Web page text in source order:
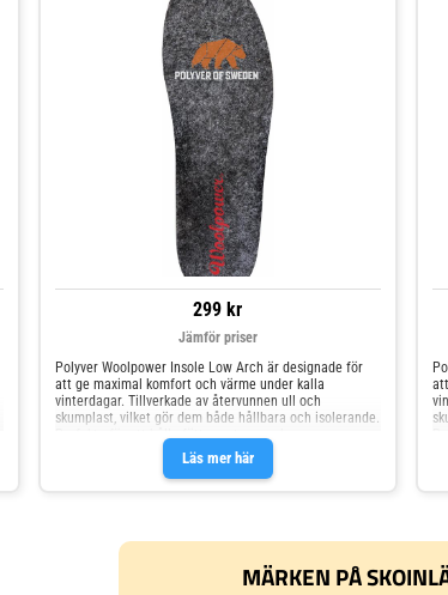
299 kr
Läs mer här
Jämför priser
Polyver Woolpower Insole Low Arch är designade för
att ge maximal komfort och värme under kalla
vinterdagar. Tillverkade av återvunnen ull och
skumplast, vilket gör dem både hållbara och isolerande.
samtidigt som de ger ett bra grepp på hala underlag.
Specifikationer Slitstarka iläggsulor med låg valvhöjd
Av återvunnen ull och återvunnen skumplast För extra
MÄRKEN PÅ